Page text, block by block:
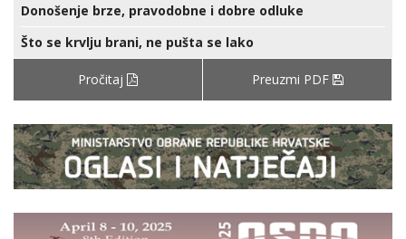
Donošenje brze, pravodobne i dobre odluke
Što se krvlju brani, ne pušta se lako
Pročitaj Preuzmi PDF